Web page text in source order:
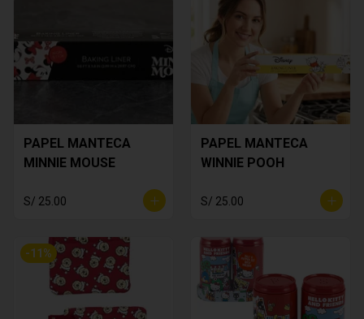
PAPEL MANTECA
MINNIE MOUSE
S/ 25.00
PAPEL MANTECA
WINNIE POOH
S/ 25.00
-11 %